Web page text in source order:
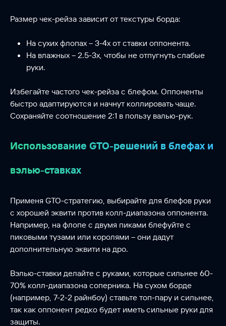
Размер чек-рейза зависит от текстуры борда:
На сухих флопах – 3-4x от ставки оппонента.
На влажных – 2.5-3x, чтобы не отпугнуть слабые
руки.
Избегайте частого чек-рейза с блефом. Оппоненты
быстро адаптируются и начнут коллировать чаще.
Сохраняйте соотношение 2:1 в пользу валью-рук.
Использование GTO-решений в блефах и
вэлью-ставках
Применя GTO-стратегию, выбирайте для блефов руки
с хорошей эквити против колл-диапазона оппонента.
Например, на флопе с двумя пиками блефуйте с
пиковыми тузами или королями – они дадут
дополнительную эквити на дро.
Вэлью-ставки делайте с руками, которые сильнее 60-
70% колл-диапазона соперника. На сухом борде
(например, 7-2-2 райнбоу) ставьте топ-пару и сильнее,
так как оппонент редко будет иметь сильные руки для
защиты.